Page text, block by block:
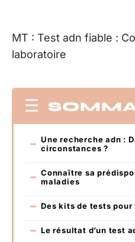
MT : Test adn fiable :
laboratoire
Une recherche adn :
circonstances ?
Connaître sa
maladies
Des kits de tests
Le résultat d’un test